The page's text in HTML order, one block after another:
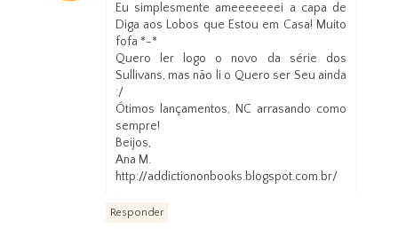
Eu simplesmente ameeeeeeei a capa de
Diga aos Lobos que Estou em Casa! Muito
fofa *-*
Quero ler logo o novo da série dos
Sullivans, mas não li o Quero ser Seu ainda
:/
Ótimos lançamentos, NC arrasando como
sempre!
Beijos,
Ana M.
http://addictiononbooks.blogspot.com.br/
Responder